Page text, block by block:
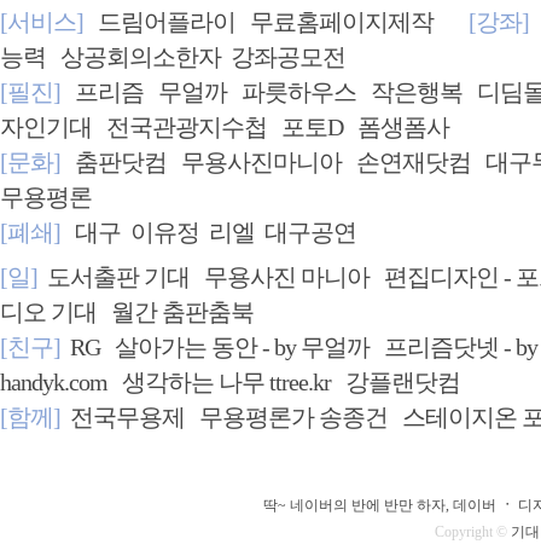
[서비스]
드림어플라이 무료홈페이지제작
[강좌]
능력
상공회의소한자 강좌공모전
[필진]
프리즘 무얼까 파릇하우스 작은행복 디딤
자인기대
전국관광지수첩 포토D 폼생폼사
[문화]
춤판닷컴 무용사진마니아 손연재닷컴
대구
무용평론
[폐쇄]
대구 이유정 리엘 대구공연
[일] 도서출판 기대 무용사진 마니아 편집디자인 -
디오 기대
월간 춤판춤북
[친구] RG 살아가는 동안 - by 무얼까
프리즘닷넷 -
handyk.com
생각하는 나무 ttree.kr 강플랜닷컴
[함께] 전국무용제 무용평론가 송종건 스테이지온
딱~ 네이버의 반에 반만 하자, 데이버 ㆍ
디
Copyright © 기